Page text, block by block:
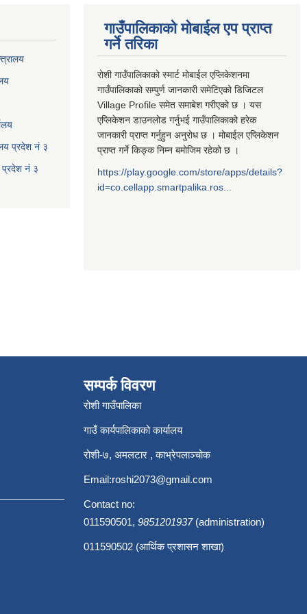
प्रदेश नं ३
प्रदेश नं ३
गाउँपालिकाको मोबाईल एप प्राप्त
गर्ने तरिका
रोशी गाउँपालिकाको स्मार्ट मोबाईल एप्लिकेशनमा
गाउँपालिकाको सम्पुर्ण जानकारी समेटिएको डिजिटल
Village Profile समेत समाबेश गरीएको छ । यस
एप्लिकेशन डाउनलोड गर्नुभई गाउँपालिकाको हरेक
जानकारी प्राप्त गर्नुहुन अनुरोध छ । मोबाईल एप्लिकेशन
प्राप्त गर्ने किङ्क निम्न बमोजिम रहेको छ ।
https://play.google.com/store/apps/details?
id=co.cellapp.smartpalika.ros...
सम्पर्क विवरण
रोशी गाउँपालिका
गाउँ कार्यपालिकाको कार्यालय
रोशी-७, अमलटार , काभ्रेपलाञ्चोक
Email:roshi2073@gmail.com
Contact no:
011590501, 9851201937(administration)
011590502 (आर्थिक प्रशासन शाखा)